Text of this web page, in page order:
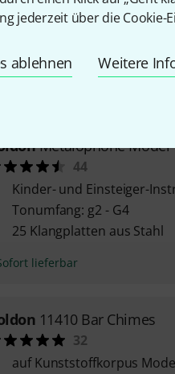
jederzeit über die Cookie-
ablehnen Weitere
18 Teile in einer Holzbox
Modell 30140
Metalophone Model
44
Kinder- und Einsteiger-
Tonumfang: g2 - G4
25 Klangplatten aus Stahl
lieferbar
11410 Bar Chimes
32
auf Kunststoffkorpus